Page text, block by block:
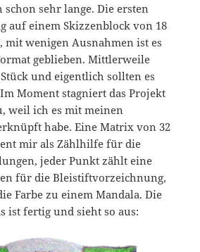
schon sehr lange. Die ersten
auf einem Skizzenblock von 18
mit wenigen Ausnahmen ist es
geblieben. Mittlerweile
und eigentlich sollten es
Moment stagniert das Projekt
weil ich es mit meinen
habe. Eine Matrix von 32
mir als Zählhilfe für die
jeder Punkt zählt eine
für die Bleistiftvorzeichnung,
Farbe zu einem Mandala. Die
ist fertig und sieht so aus: